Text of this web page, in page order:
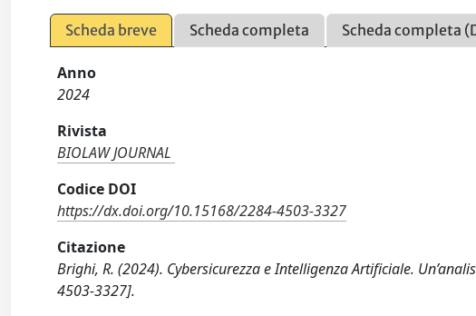
Scheda breve Scheda completa Scheda completa
Anno
2024
Rivista
BIOLAW JOURNAL
Codice DOI
https://dx.doi.org/10.15168/2284-4503-3327
Citazione
Brighi, R. (2024). Cybersicurezza e Intelligenza Artificiale.
4503-3327].